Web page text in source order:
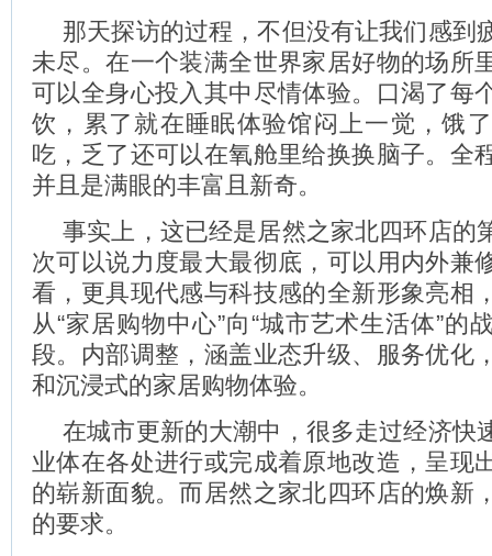
那天探访的过程，不但没有让我们感到
未尽。在一个装满全世界家居好物的场所
可以全身心投入其中尽情体验。口渴了每
饮，累了就在睡眠体验馆闷上一觉，饿
吃，乏了还可以在氧舱里给换换脑子。全
并且是满眼的丰富且新奇。
事实上，这已经是居然之家北四环店的
次可以说力度最大最彻底，可以用内外兼
看，更具现代感与科技感的全新形象亮相
从“家居购物中心”向“城市艺术生活体”的
段。内部调整，涵盖业态升级、服务优化
和沉浸式的家居购物体验。
在城市更新的大潮中，很多走过经济快
业体在各处进行或完成着原地改造，呈现
的崭新面貌。而居然之家北四环店的焕新
的要求。